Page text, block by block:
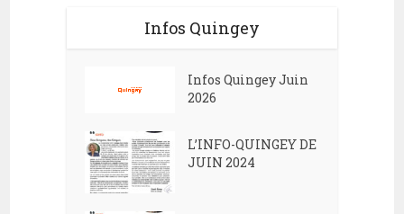
Infos Quingey
Infos Quingey Juin
2026
L’INFO-QUINGEY DE
JUIN 2024